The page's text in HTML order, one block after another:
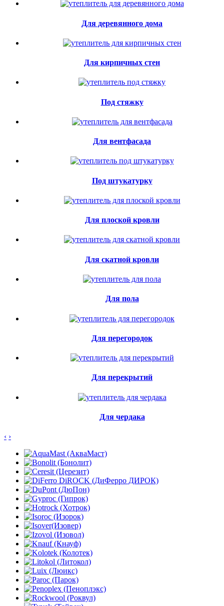
Для деревянного дома
Для кирпичных стен
Под стяжку
Для вентфасада
Под штукатурку
Для плоской кровли
Для скатной кровли
Для пола
Для перегородок
Для перекрытий
Для чердака
‹ ›